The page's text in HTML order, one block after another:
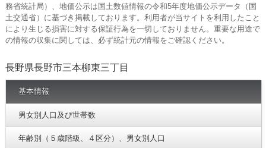
務省統計局）、地価公示は国土数値情報の令和5年度地価公示データ（国
土交通省）に基づき掲載しております。利用者が当サイトを利用したこと
により生じる損害に対する保証行為を一切しておりません。重要な用途で
の情報の収集に関しては、必ず統計元の情報をご確認ください。
長野県長野市三本柳東三丁目
基本情報
男女別人口及び世帯数
年齢別（５歳階級、４区分）、男女別人口